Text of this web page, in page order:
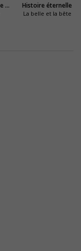
Etre un homme comme vous Histoire éternelle
La belle et la bête